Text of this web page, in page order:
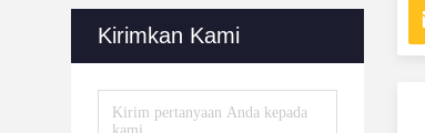
Kirimkan Kami